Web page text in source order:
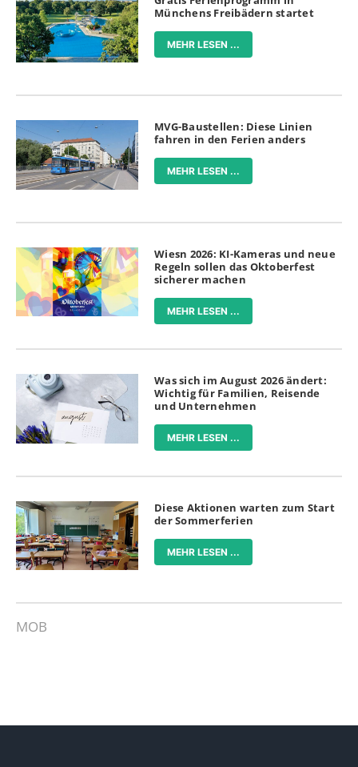
Münchens Freibädern startet
MEHR LESEN ...
MVG-Baustellen: Diese Linien
fahren in den Ferien anders
MEHR LESEN ...
Wiesn 2026: KI-Kameras und neue
Regeln sollen das Oktoberfest
sicherer machen
MEHR LESEN ...
Was sich im August 2026 ändert:
Wichtig für Familien, Reisende
und Unternehmen
MEHR LESEN ...
Diese Aktionen warten zum Start
der Sommerferien
MEHR LESEN ...
MOB